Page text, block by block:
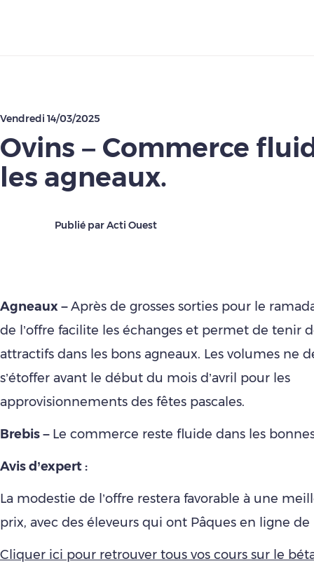
Vendredi 14/03/2025
Ovins – Commerce
les agneaux.
Publié par Acti Ouest
Agneaux –Après de grosses sorties pour le
de l’offre facilite les échanges et permet de tenir
attractifs dans les bons agneaux. Les volumes ne
s’étoffer avant le début du mois d’avril pour les
approvisionnements des fêtes pascales.
Brebis – Le commerce reste fluide dans les
Avis d’expert :
La modestie de l’offre restera favorable à une
prix, avec des éleveurs qui ont Pâques en ligne
Cliquer ici pour retrouver tous vos cours sur le